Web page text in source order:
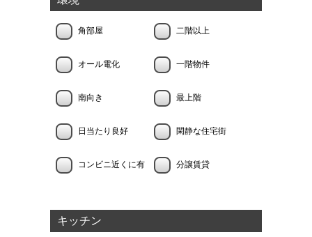
角部屋 二階以上
オール電化 一階物件
南向き 最上階
日当たり良好 閑静な住宅街
コンビニ近くに有 分譲賃貸
キッチン